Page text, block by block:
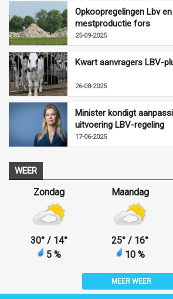
Opkoopregelingen Lbv
mestproductie fors
25-09-2025
Kwart aanvragers LBV-
26-08-2025
Minister kondigt
uitvoering LBV-regeling
17-06-2025
WEER
Zondag
30° / 14°
5 %
Maandag
25° / 16°
10 %
MEER WEER